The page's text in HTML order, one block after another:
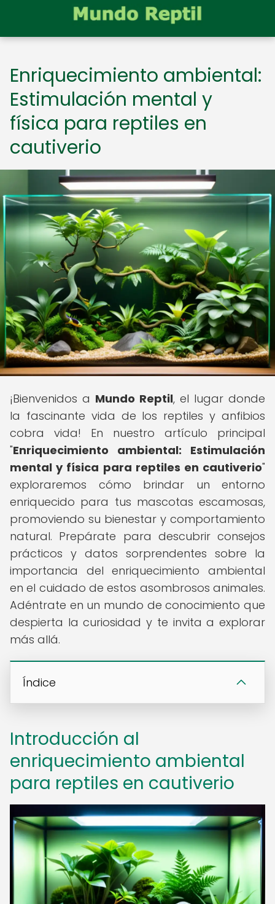
Enriquecimiento ambiental:
Estimulación mental y
física para reptiles en
cautiverio
¡Bienvenidos a Mundo Reptil, el lugar donde
la fascinante vida de los reptiles y anfibios
cobra vida! En nuestro artículo principal
"Enriquecimiento ambiental: Estimulación
mental y física para reptiles en cautiverio"
exploraremos cómo brindar un entorno
enriquecido para tus mascotas escamosas,
promoviendo su bienestar y comportamiento
natural. Prepárate para descubrir consejos
prácticos y datos sorprendentes sobre la
importancia del enriquecimiento ambiental
en el cuidado de estos asombrosos animales.
Adéntrate en un mundo de conocimiento que
despierta la curiosidad y te invita a explorar
más allá.
Índice
Introducción al
enriquecimiento ambiental
para reptiles en cautiverio